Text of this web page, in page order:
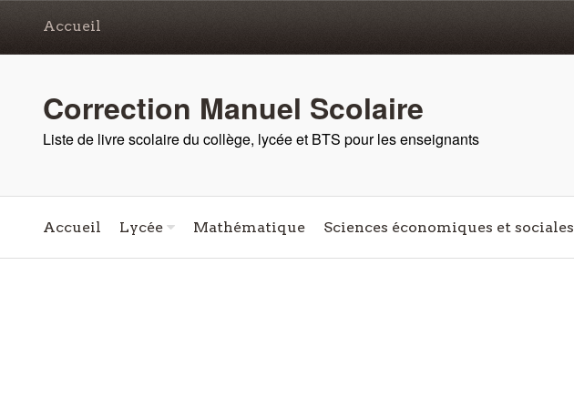
Accueil
Correction Manuel Scolaire
Liste de livre scolaire du collège, lycée et BTS pour les enseignants
Accueil Lycée Mathématique Sciences économiques et sociales